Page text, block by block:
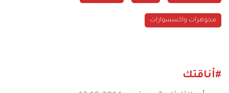
مجوهرات واكسسوارات
#أناقتك